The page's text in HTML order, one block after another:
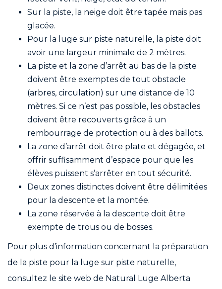
Sur la piste, la neige doit être tapée mais pas
glacée.
Pour la luge sur piste naturelle, la piste doit
avoir une largeur minimale de 2 mètres.
La piste et la zone d’arrêt au bas de la piste
doivent être exemptes de tout obstacle
(arbres, circulation) sur une distance de 10
mètres. Si ce n’est pas possible, les obstacles
doivent être recouverts grâce à un
rembourrage de protection ou à des ballots.
La zone d’arrêt doit être plate et dégagée, et
offrir suffisamment d’espace pour que les
élèves puissent s’arrêter en tout sécurité.
Deux zones distinctes doivent être délimitées
pour la descente et la montée.
La zone réservée à la descente doit être
exempte de trous ou de bosses.
Pour plus d’information concernant la préparation
de la piste pour la luge sur piste naturelle,
consultez le site web de Natural Luge Alberta